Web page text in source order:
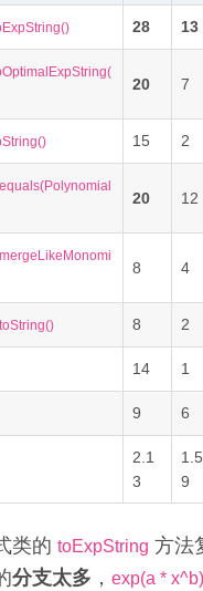
28 13
20 7
15 2
20 12
8 4
8 2
14 1
9 6
2.1
3
1.5
9
类的toExpString 方法
分支太多 ，exp(a * x^b)